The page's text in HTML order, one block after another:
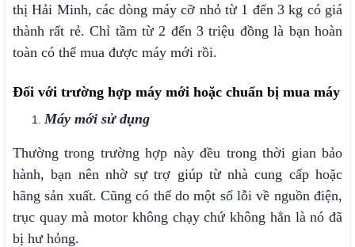
thị Hải Minh, các dòng máy cỡ nhỏ từ 1 đến 3 kg có giá
thành rất rẻ. Chỉ tầm từ 2 đến 3 triệu đồng là bạn hoàn
toàn có thể mua được máy mới rồi.
Đối với trường hợp máy mới hoặc chuẩn bị mua máy
Máy mới sử dụng
Thường trong trường hợp này đều trong thời gian bảo
hành, bạn nên nhờ sự trợ giúp từ nhà cung cấp hoặc
hãng sản xuất. Cũng có thể do một số lỗi về nguồn điện,
trục quay mà motor không chạy chứ không hẳn là nó đã
bị hư hỏng.